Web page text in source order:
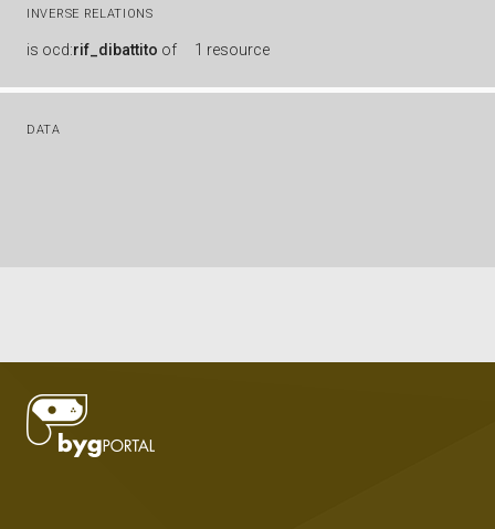
INVERSE RELATIONS
is ocd:rif_dibattito of 1 resource
DATA